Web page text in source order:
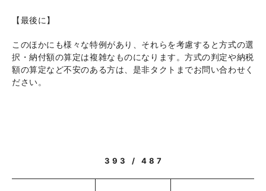
【最後に】
このほかにも様々な特例があり、それらを考慮すると方式の選
択・納付額の算定は複雑なものになります。方式の判定や納税
額の算定など不安のある方は、是非タクトまでお問い合わせく
ださい。
393 / 487